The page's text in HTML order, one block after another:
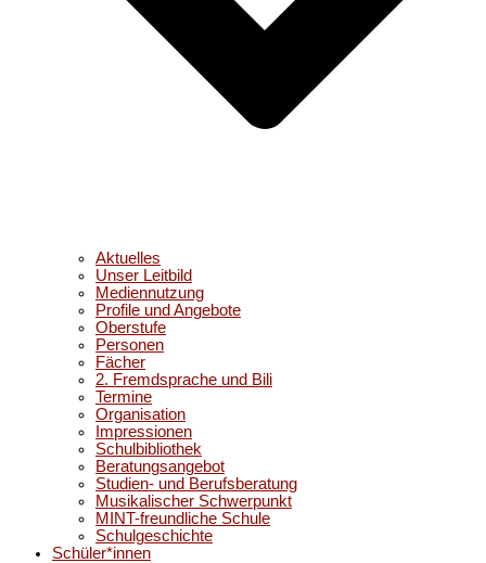
Aktuelles
Unser Leitbild
Mediennutzung
Profile und Angebote
Oberstufe
Personen
Fächer
2. Fremdsprache und Bili
Termine
Organisation
Impressionen
Schulbibliothek
Beratungsangebot
Studien- und Berufsberatung
Musikalischer Schwerpunkt
MINT-freundliche Schule
Schulgeschichte
Schüler*innen